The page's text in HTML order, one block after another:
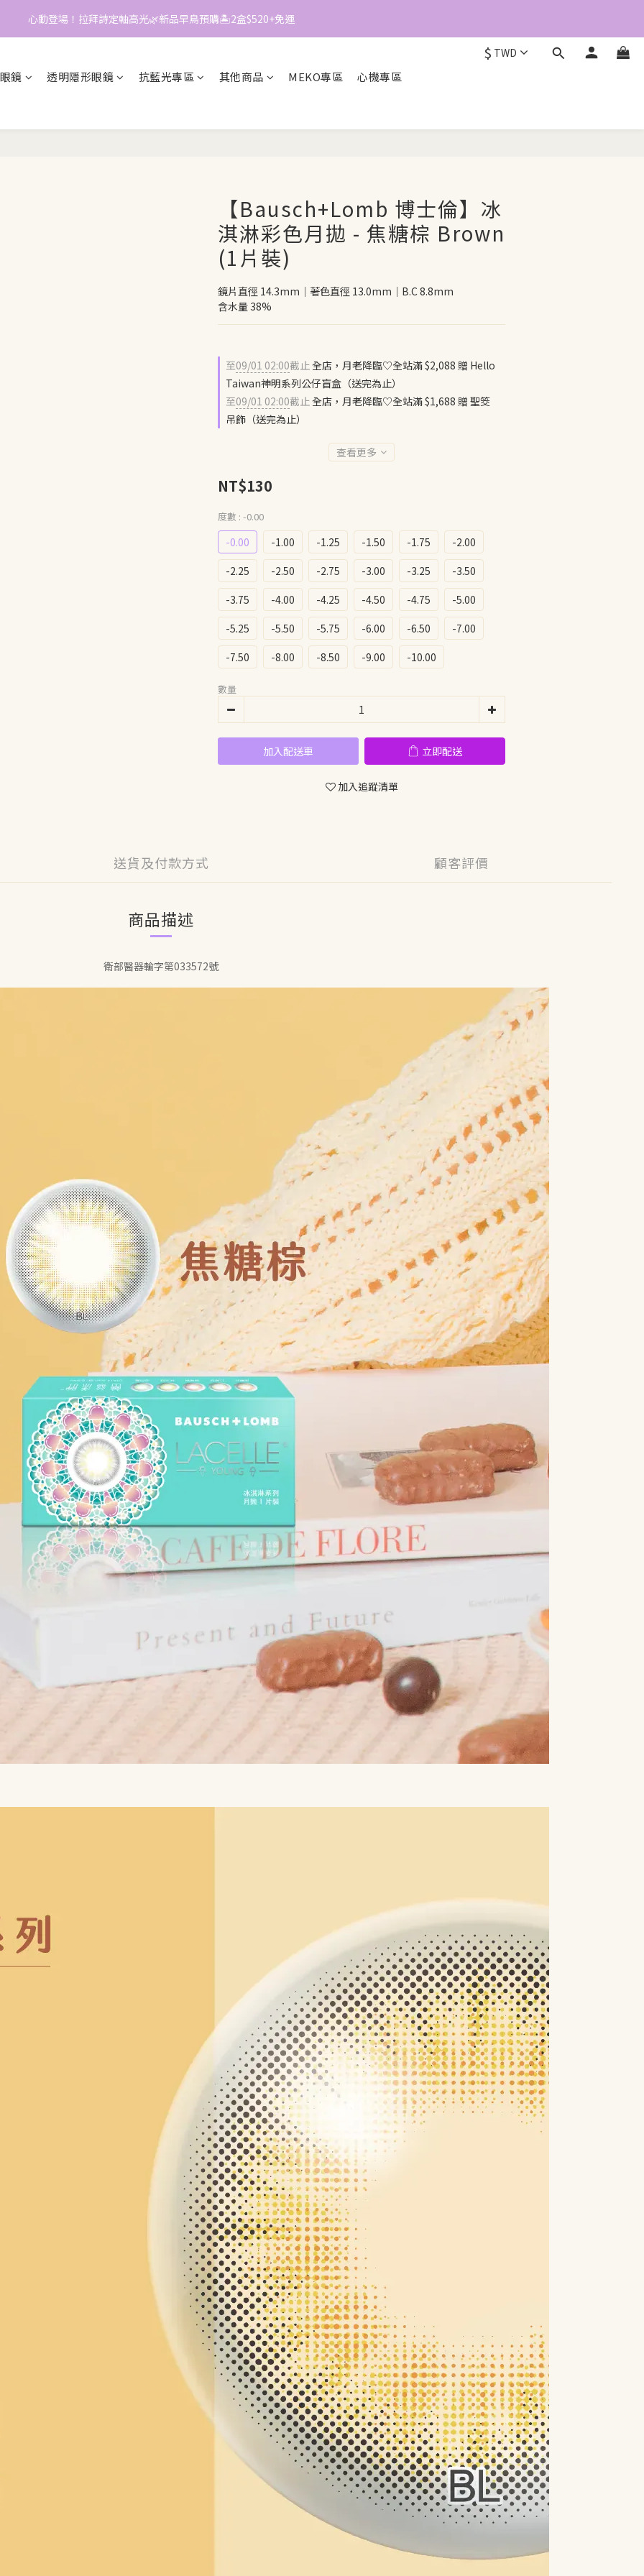
📱加入官方LINE｜領$50折價券 0
0
12
$ TWD
鏡 透明隱形眼鏡 抗藍光專區 其他商品 MEKO專區 心機專區
【Bausch+Lomb 博士倫】冰
淇淋彩色月拋 - 焦糖棕 Brown
(1片裝)
鏡片直徑 14.3mm｜著色直徑 13.0mm｜B.C 8.8mm
含水量 38%
至09/01 02:00截止全店，月老降臨♡全站滿 $2,088 贈 Hello
Taiwan神明系列公仔盲盒（送完為止）
至09/01 02:00截止全店，月老降臨♡全站滿 $1,688 贈 聖筊
吊飾（送完為止）
查看更多
NT$130
度數 : -0.00
-0.00 -1.00 -1.25 -1.50 -1.75
-2.00
-2.25
-2.50 -2.75 -3.00 -3.25
-3.50
-3.75
-4.00 -4.25 -4.50 -4.75
-5.00
-5.25
-5.50 -5.75 -6.00 -6.50
-7.00
-7.50
-8.00 -8.50 -9.00 -10.00
數量
加入配送車 立即配送
加入追蹤清單
送貨及付款方式 顧客評價
商品描述
衛部醫器輸字第033572號